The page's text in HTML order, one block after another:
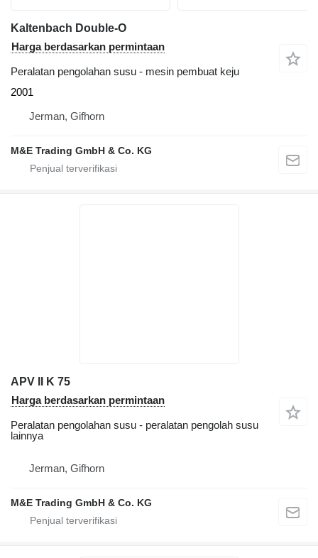
Kaltenbach Double-O
Harga berdasarkan permintaan
Peralatan pengolahan susu - mesin pembuat keju
2001
Jerman, Gifhorn
M&E Trading GmbH & Co. KG
APV II K 75
Harga berdasarkan permintaan
Peralatan pengolahan susu - peralatan pengolah susu
lainnya
Jerman, Gifhorn
M&E Trading GmbH & Co. KG